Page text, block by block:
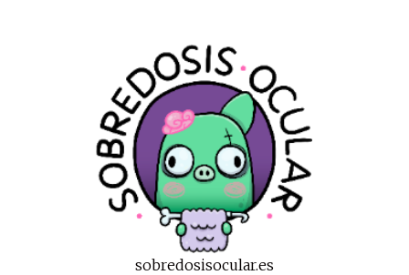
sobredosisocular.es